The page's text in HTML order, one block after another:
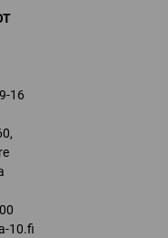
16
10.fi